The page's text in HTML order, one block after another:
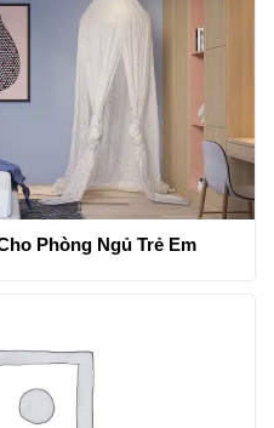
Phòng Ngủ Trẻ Em